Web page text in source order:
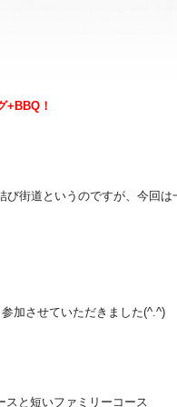
+BBQ！
街道というのですが、今回
加させていただきました(^.^)
と短いファミリーコース